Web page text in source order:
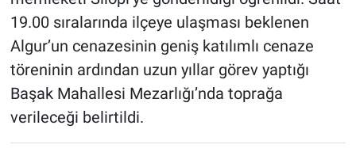
19.00 sıralarında ilçeye ulaşması beklenen
Algur’un cenazesinin geniş katılımlı cenaze
töreninin ardından uzun yıllar görev yaptığı
Başak Mahallesi Mezarlığı’nda toprağa
verileceği belirtildi.